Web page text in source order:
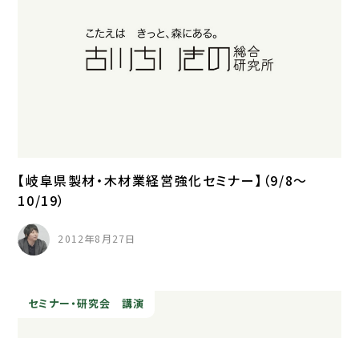
【岐阜県製材・木材業経営強化セミナー】（9/8～
10/19）
2012年8月27日
セミナー・研究会 講演